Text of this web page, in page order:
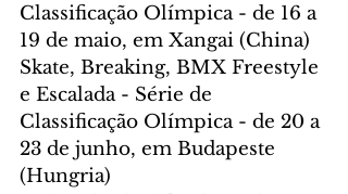
Classificação Olímpica - de 16 a
19 de maio, em Xangai (China)
Skate, Breaking, BMX Freestyle
e Escalada - Série de
Classificação Olímpica - de 20 a
23 de junho, em Budapeste
(Hungria)